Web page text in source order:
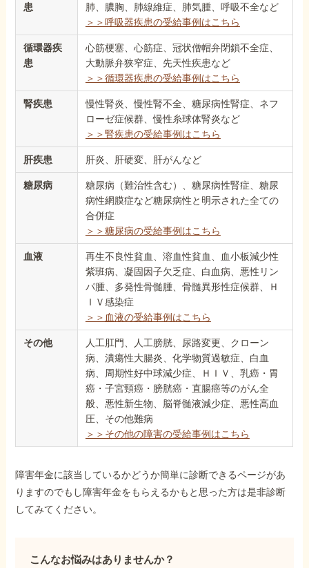
患
肺、膿胸、肺線維症、肺気腫、呼吸不全など
＞＞呼吸器疾患の受給事例はこちら
循環器疾
患
心筋梗塞、心筋症、冠状僧帽弁閉鎖不全症、
大動脈弁狭窄症、先天性疾患など
＞＞循環器疾患の受給事例はこちら
腎疾患
慢性腎炎、慢性腎不全、糖尿病性腎症、ネフ
ローゼ症候群、慢性糸球体腎炎など
＞＞腎疾患の受給事例はこちら
肝疾患 肝炎、肝硬変、肝がんなど
糖尿病
糖尿病（難治性含む）、糖尿病性腎症、糖尿
病性網膜症など糖尿病性と明示された全ての
合併症
＞＞糖尿病の受給事例はこちら
血液
再生不良性貧血、溶血性貧血、血小板減少性
紫班病、凝固因子欠乏症、白血病、悪性リン
パ腫、多発性骨髄腫、骨髄異形性症候群、Ｈ
ＩＶ感染症
＞＞血液の受給事例はこちら
その他
人工肛門、人工膀胱、尿路変更、クローン
病、潰瘍性大腸炎、化学物質過敏症、白血
病、周期性好中球減少症、ＨＩＶ、乳癌・胃
癌・子宮頸癌・膀胱癌・直腸癌等のがん全
般、悪性新生物、脳脊髄液減少症、悪性高血
圧、その他難病
＞＞その他の障害の受給事例はこちら
障害年金に該当しているかどうか簡単に診断できるページがあ
りますのでもし障害年金をもらえるかもと思った方は是非診断
してみてください。
こんなお悩みはありませんか？